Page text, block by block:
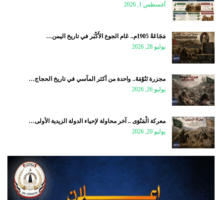
أغسطس 1, 2026
مَجَاعَةُ 1905م.. عَام الجوع الأَكْبَر في تاريخ اليمن…
يوليو 28, 2026
مجزرة تَنُوْمَةَ.. واحدة من أكثر المآسي في تاريخ الحجاج…
يوليو 26, 2026
معركة الْمَنْوَى .. آخر محاولة لإحياء الدولة الزيدية الأولى…
يوليو 20, 2026